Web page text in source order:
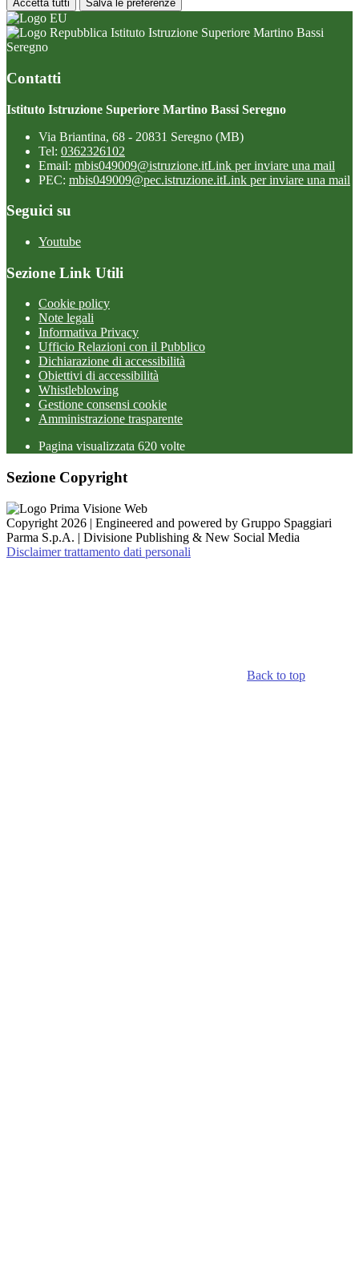
Accetta tutti Salva le preferenze
Istituto Istruzione Superiore Martino Bassi
Seregno
Contatti
Istituto Istruzione Superiore Martino Bassi Seregno
Via Briantina, 68 - 20831 Seregno (MB)
Tel: 0362326102
Email: mbis049009@istruzione.itLink per inviare una mail
PEC: mbis049009@pec.istruzione.itLink per inviare una mail
Seguici su
Youtube
Sezione Link Utili
Cookie policy
Note legali
Informativa Privacy
Ufficio Relazioni con il Pubblico
Dichiarazione di accessibilità
Obiettivi di accessibilità
Whistleblowing
Gestione consensi cookie
Amministrazione trasparente
Pagina visualizzata 620 volte
Sezione Copyright
Copyright 2026 | Engineered and powered by Gruppo Spaggiari
Parma S.p.A. | Divisione Publishing & New Social Media
Disclaimer trattamento dati personali
Back to top